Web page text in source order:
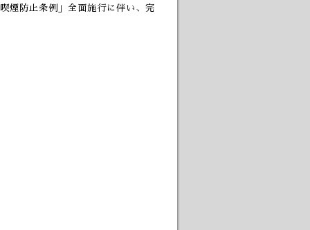
煙防止条例」全面施行に伴い、完